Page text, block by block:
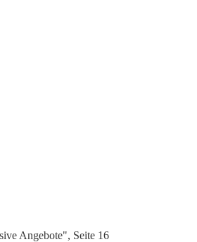
Angebote", Seite 16